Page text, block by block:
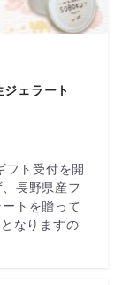
ジェラート
フト受付を開
長野県産フ
トを贈って
なりますの